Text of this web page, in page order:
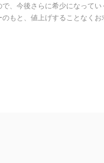
で、今後さらに希少になって
もと、値上げすることなく